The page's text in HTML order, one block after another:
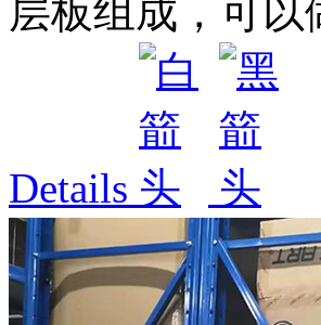
层板组成，可以
Details